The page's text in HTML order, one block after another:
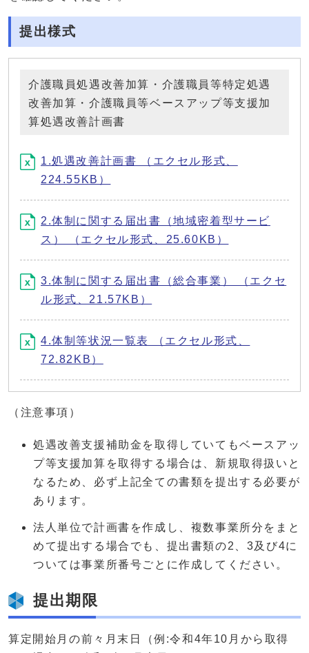
提出様式
介護職員処遇改善加算・介護職員等特定処遇
改善加算・介護職員等ベースアップ等支援加
算処遇改善計画書
1.処遇改善計画書 （エクセル形式、
224.55KB）
2.体制に関する届出書（地域密着型サービ
ス） （エクセル形式、25.60KB）
3.体制に関する届出書（総合事業） （エクセ
ル形式、21.57KB）
4.体制等状況一覧表 （エクセル形式、
72.82KB）
（注意事項）
処遇改善支援補助金を取得していてもベースアッ
プ等支援加算を取得する場合は、新規取得扱いと
なるため、必ず上記全ての書類を提出する必要が
あります。
法人単位で計画書を作成し、複数事業所分をまと
めて提出する場合でも、提出書類の2、3及び4に
ついては事業所番号ごとに作成してください。
提出期限
算定開始月の前々月末日（例:令和4年10月から取得